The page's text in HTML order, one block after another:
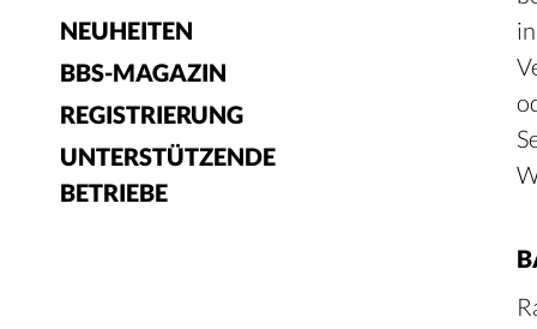
NEUHEITEN
BBS-MAGAZIN
REGISTRIERUNG
UNTERSTÜTZENDE
BETRIEBE